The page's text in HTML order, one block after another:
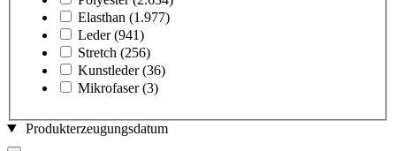
Elasthan (1.977)
Leder (941)
Stretch (256)
Kunstleder (36)
Mikrofaser (3)
Produkterzeugungsdatum